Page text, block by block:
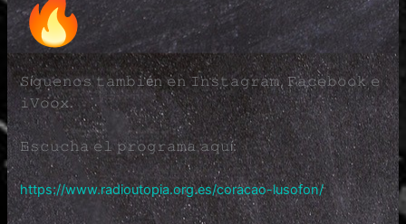
𝚂í𝚐𝚞𝚎𝚗𝚘𝚜 𝚝𝚊𝚖𝚋𝚒é𝚗 𝚎𝚗 𝙸𝚗𝚜𝚝𝚊𝚐𝚛𝚊𝚖, 𝙵𝚊𝚌𝚎𝚋𝚘𝚘𝚔 𝚎
𝚒𝚅𝚘𝚘𝚡.
𝙴𝚜𝚌𝚞𝚌𝚑𝚊 𝚎𝚕 𝚙𝚛𝚘𝚐𝚛𝚊𝚖𝚊 𝚊𝚚𝚞í:
https://www.radioutopia.org.es/coracao-lusofon/